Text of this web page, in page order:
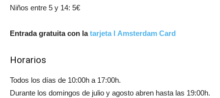
Niños entre 5 y 14: 5€
Entrada gratuita con latarjeta I Amsterdam Card
Horarios
Todos los días de 10:00h a 17:00h.
Durante los domingos de julio y agosto abren hasta las 19:00h.